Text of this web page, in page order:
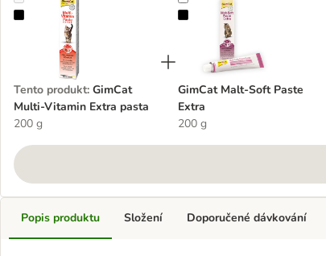
GimCat Multi-Vitamin Extra pasta
Tento produkt: GimCat
Multi-Vitamin Extra pasta
200 g
GimCat Malt-Soft Paste
GimCat Malt-Soft Paste
Extra
200 g
Popis produktu Složení Doporučené dávkování